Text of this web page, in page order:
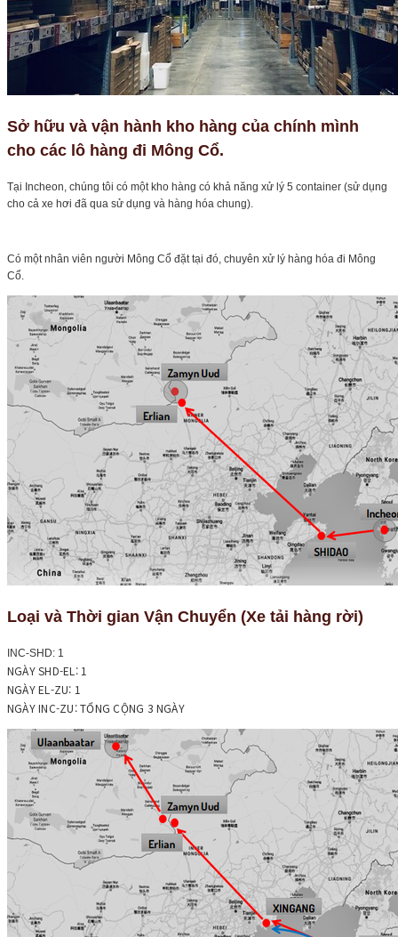
Sở hữu và vận hành kho hàng của chính mình
cho các lô hàng đi Mông Cổ.
Tại Incheon, chúng tôi có một kho hàng có khả năng xử lý 5 container (sử dụng
cho cả xe hơi đã qua sử dụng và hàng hóa chung).
Có một nhân viên người Mông Cổ đặt tại đó, chuyên xử lý hàng hóa đi Mông
Cổ.
Loại và Thời gian Vận Chuyển (Xe tải hàng rời)
INC-SHD: 1
NGÀY SHD-EL: 1
NGÀY EL-ZU: 1
NGÀY INC-ZU: TỔNG CỘNG 3 NGÀY